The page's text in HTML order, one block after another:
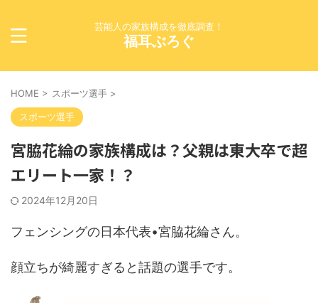
芸能人の家族構成を徹底調査！
福耳ぶろぐ
HOME > スポーツ選手 >
スポーツ選手
宮脇花綸の家族構成は？父親は東大卒で超
エリート一家！？
2024年12月20日
フェンシングの日本代表•宮脇花綸さん。
顔立ちが綺麗すぎると話題の選手です。